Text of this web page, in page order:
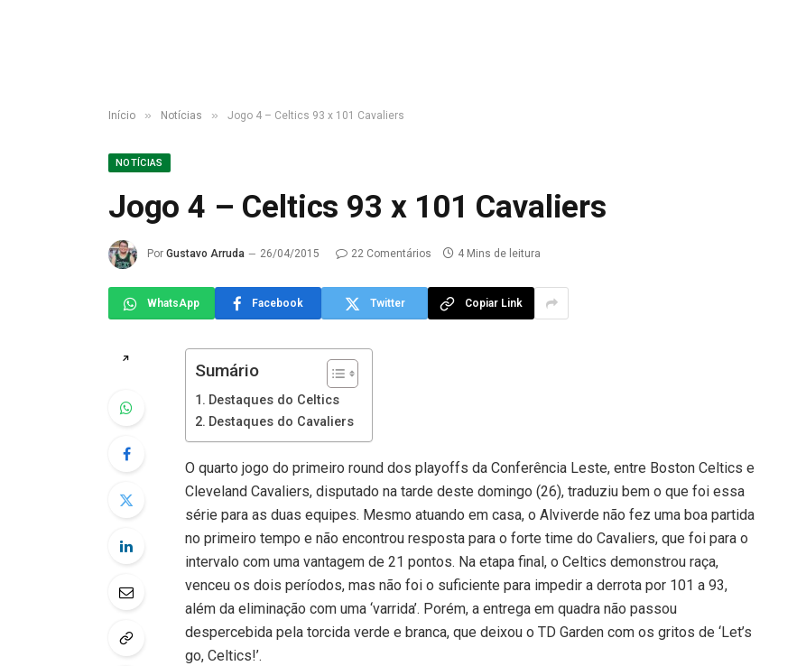
Início » Notícias » Jogo 4 – Celtics 93 x 101 Cavaliers
NOTÍCIAS
Jogo 4 – Celtics 93 x 101 Cavaliers
Por Gustavo Arruda 26/04/2015 22 Comentários 4 Mins de leitura
WhatsApp Facebook Twitter Copiar Link
↗
Sumário
Destaques do Celtics
Destaques do Cavaliers
O quarto jogo do primeiro round dos playoffs da Conferência Leste, entre Boston Celtics e
Cleveland Cavaliers, disputado na tarde deste domingo (26), traduziu bem o que foi essa
série para as duas equipes. Mesmo atuando em casa, o Alviverde não fez uma boa partida
no primeiro tempo e não encontrou resposta para o forte time do Cavaliers, que foi para o
intervalo com uma vantagem de 21 pontos. Na etapa final, o Celtics demonstrou raça,
venceu os dois períodos, mas não foi o suficiente para impedir a derrota por 101 a 93,
além da eliminação com uma ‘varrida’. Porém, a entrega em quadra não passou
despercebida pela torcida verde e branca, que deixou o TD Garden com os gritos de ‘Let’s
go, Celtics!’.